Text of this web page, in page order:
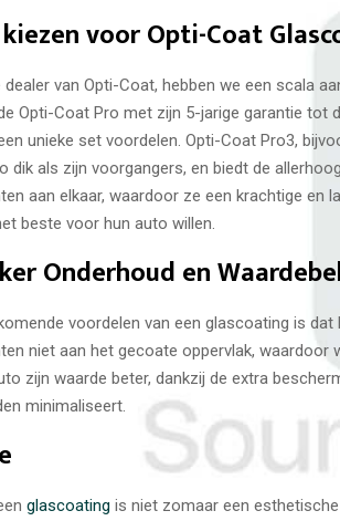
voor Opti-Coat
dealer van Opti-Coat, hebben we een scala
Opti-Coat Pro met zijn 5-jarige garantie tot
unieke set voordelen. Opti-Coat Pro3,
dik als zijn voorgangers, en biedt de
aan elkaar, waardoor ze een krachtige en
beste voor hun auto willen.
Onderhoud en
voordelen van een glascoating is
niet aan het gecoate oppervlak, waardoor
zijn waarde beter, dankzij de extra
minimaliseert.
glascoating is niet zomaar een